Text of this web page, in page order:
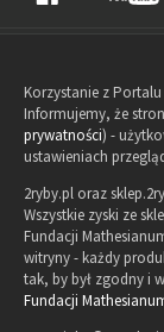
Korzystanie z
Informujemy, że
prywatności) -
ustawieniach
2ryby.pl oraz
Wszystkie zyski ze
Fundacji
witryny - każdy
tak, by był zgodny i
Fundacji